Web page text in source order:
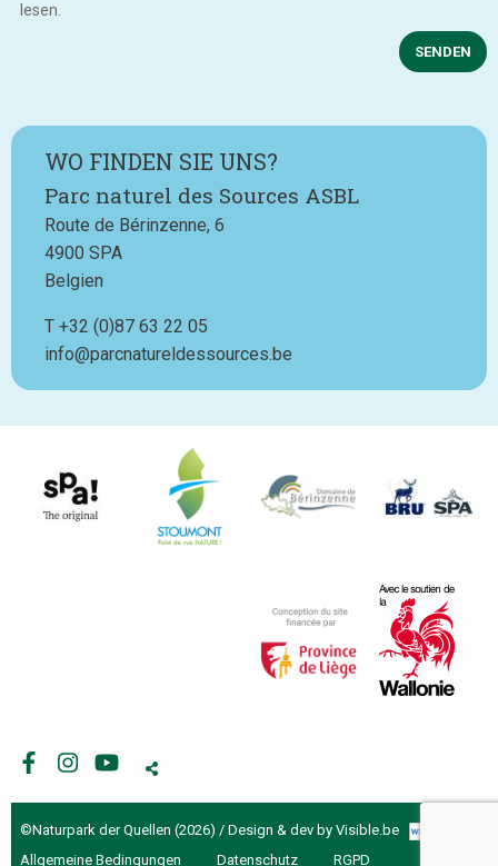
lesen.
SENDEN
WO FINDEN SIE UNS?
Parc naturel des Sources ASBL
Route de Bérinzenne, 6
4900 SPA
Belgien
T Téléphone
+32 (0)87 63 22 05
info@parcnatureldessources.be
Facebook
Instagram
Youtube
©Naturpark der Quellen (2026) / Design & dev by Visible.be
Allgemeine Bedingungen
Datenschutz RGPD